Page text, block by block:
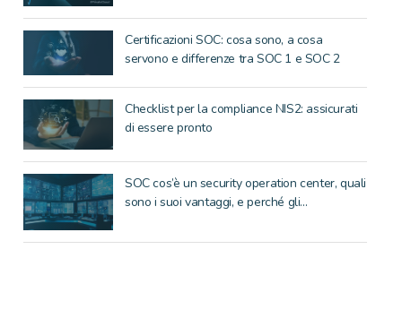
Certificazioni SOC: cosa sono, a cosa
servono e differenze tra SOC 1 e SOC 2
Checklist per la compliance NIS2: assicurati
di essere pronto
SOC cos’è un security operation center, quali
sono i suoi vantaggi, e perché gli...